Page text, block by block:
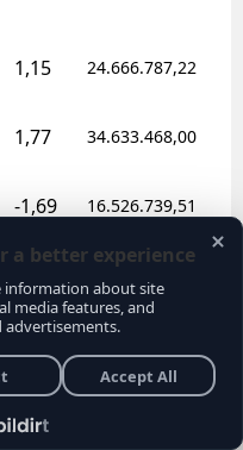
1,15 24.666.787,22
1,77 34.633.468,00
-1,69 16.526.739,51
24.982.939,50
-1,54